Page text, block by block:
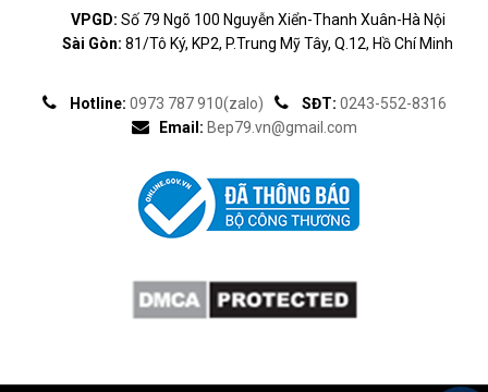
VPGD: Số 79 Ngõ 100 Nguyễn Xiển-Thanh Xuân-Hà Nội
Sài Gòn: 81/Tô Ký, KP2, P.Trung Mỹ Tây, Q.12, Hồ Chí Minh
Hotline: 0973 787 910(zalo) SĐT: 0243-552-8316
Email: Bep79.vn@gmail.com